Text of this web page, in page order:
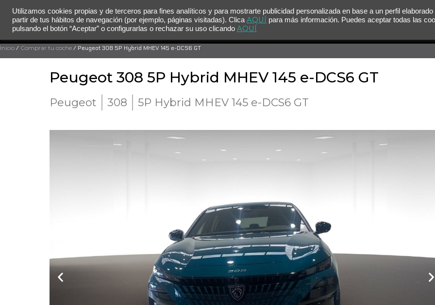
MENÚ
Inicio / Comprar tu coche / Peugeot 308 5P Hybrid MHEV 145 e-DCS6 GT
Peugeot 308 5P Hybrid MHEV 145 e-DCS6 GT
Peugeot 308 5P Hybrid MHEV 145 e-DCS6 GT
Utilizamos cookies propias y de terceros para fines analíticos y para mostrarte publicidad personalizada en base a un perfil elaborado
partir de tus hábitos de navegación (por ejemplo, páginas visitadas). Clica AQUÍ para más información. Puedes aceptar todas las
pulsando el botón “Aceptar” o configurarlas o rechazar su uso clicando AQUÍ